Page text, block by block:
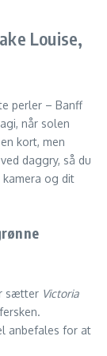
Louise,
perler – Banff
når solen
kort, men
daggry, så du
og dit
sætter Victoria
anbefales for at